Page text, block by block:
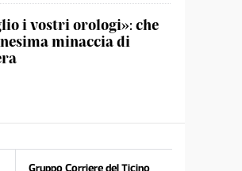
i vostri orologi»: che
minaccia di
Gruppo Corriere del Ticino